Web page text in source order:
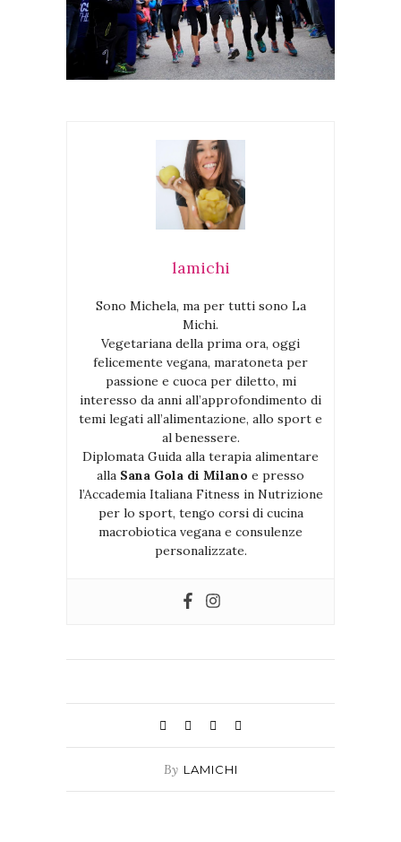
lamichi
Sono Michela, ma per tutti sono La
Michi.
Vegetariana della prima ora, oggi
felicemente vegana, maratoneta per
passione e cuoca per diletto, mi
interesso da anni all’approfondimento di
temi legati all’alimentazione, allo sport e
al benessere.
Diplomata Guida alla terapia alimentare
alla Sana Gola di Milano e presso
l’Accademia Italiana Fitness in Nutrizione
per lo sport, tengo corsi di cucina
macrobiotica vegana e consulenze
personalizzate.
By LAMICHI